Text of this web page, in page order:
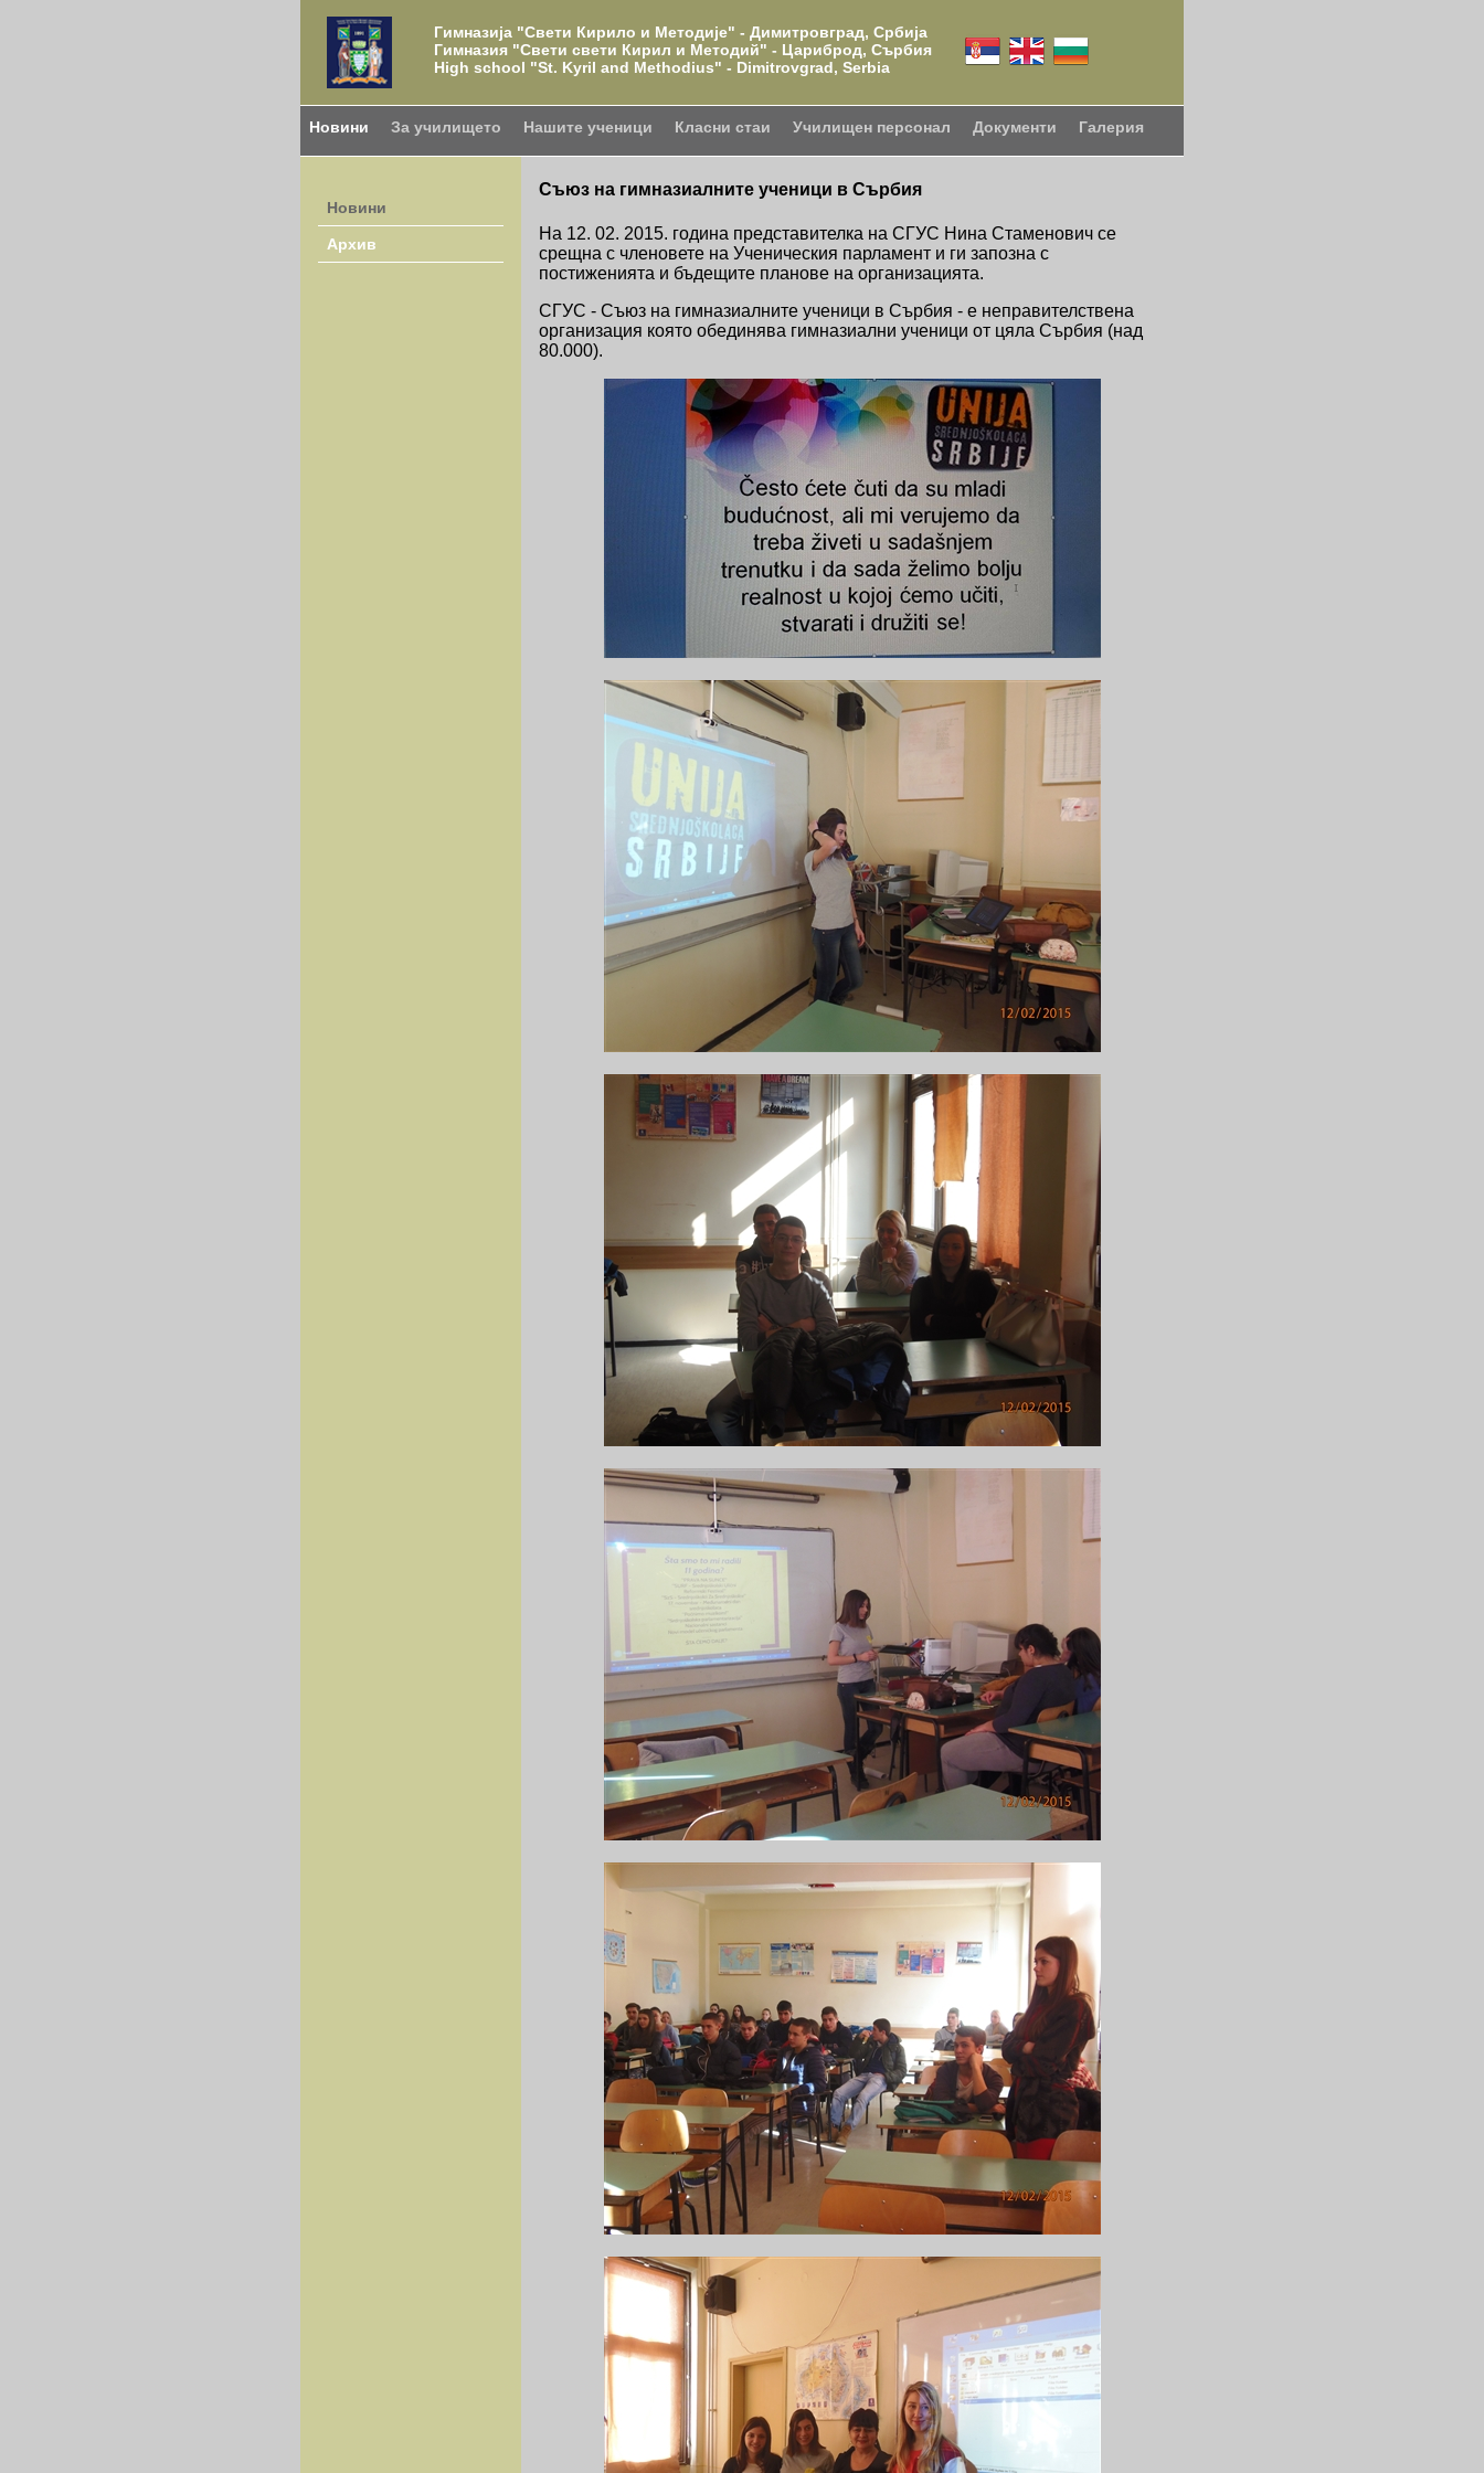
Гимназија "Свети Кирило и Методије" - Димитровград, Србија
Гимназия "Свети свети Кирил и Методий" - Цариброд, Сърбия
High school "St. Kyril and Methodius" - Dimitrovgrad, Serbia
Новини За училището Нашите ученици Класни стаи Училищен персонал Документи Галерия
Новини
Архив
Съюз на гимназиалните ученици в Сърбия
На 12. 02. 2015. година представителка на СГУС Нина Стаменович се
срещна с членовете на Ученическия парламент и ги запозна с
постиженията и бъдещите планове на организацията.
СГУС - Съюз на гимназиалните ученици в Сърбия - е неправителствена
организация която обединява гимназиални ученици от цяла Сърбия (над
80.000).